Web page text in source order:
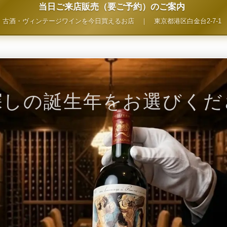
当日ご来店販売（要ご予約）のご案内
古酒・ヴィンテージワインを今日買えるお店｜ 東京都港区白金台2-7-1
の誕生年をお選びく